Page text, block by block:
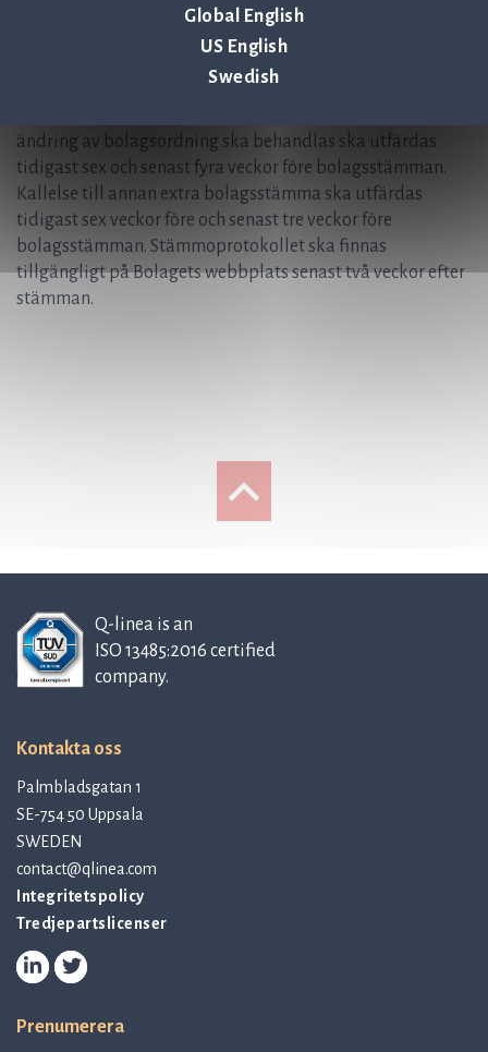
Global English
US English
Swedish
Kallelse till bolagsstämma ska ske genom annonsering i
Post- och Inrikes Tidningar samt på bolagets webbplats.
Vid tidpunkten för kallelse ska information om att kallelse
skett annonseras i Svenska Dagbladet. Kallelse till
ändring av bolagsordning ska behandlas ska utfärdas
tidigast sex och senast fyra veckor före bolagsstämman.
Kallelse till annan extra bolagsstämma ska utfärdas
tidigast sex veckor före och senast tre veckor före
bolagsstämman. Stämmoprotokollet ska finnas
tillgängligt på Bolagets webbplats senast två veckor efter
stämman.
Q-linea is an
ISO 13485:2016 certified
company.
Kontakta oss
Palmbladsgatan 1
SE-754 50 Uppsala
SWEDEN
contact@qlinea.com
Integritetspolicy
Tredjepartslicenser
Prenumerera